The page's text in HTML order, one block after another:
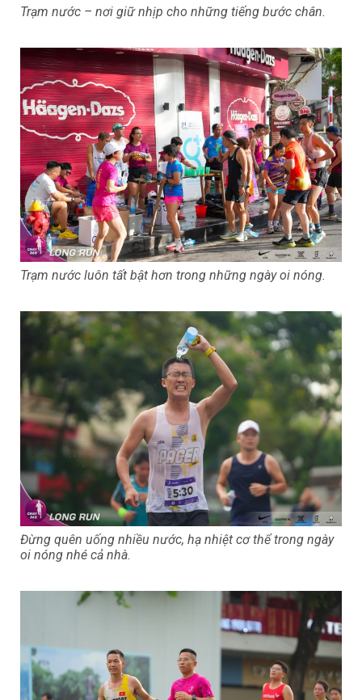
Trạm nước – nơi giữ nhịp cho những tiếng bước chân.
Trạm nước luôn tất bật hơn trong những ngày oi nóng.
Đừng quên uống nhiều nước, hạ nhiệt cơ thể trong ngày
oi nóng nhé cả nhà.